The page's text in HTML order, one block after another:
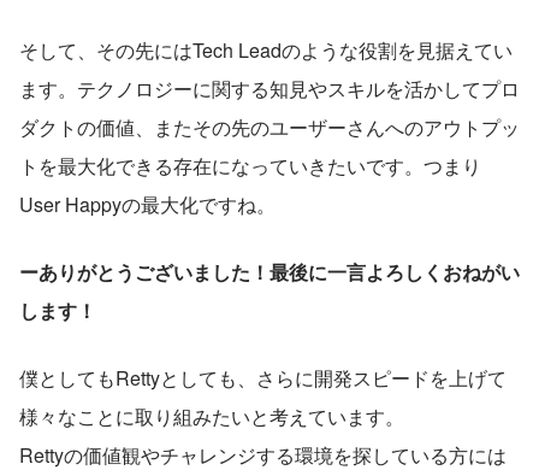
そして、その先にはTech Leadのような役割を見据えてい
ます。テクノロジーに関する知見やスキルを活かしてプロ
ダクトの価値、またその先のユーザーさんへのアウトプッ
トを最大化できる存在になっていきたいです。つまり
User Happyの最大化ですね。
ーありがとうございました！最後に一言よろしくおねがい
します！
僕としてもRettyとしても、さらに開発スピードを上げて
様々なことに取り組みたいと考えています。
Rettyの価値観やチャレンジする環境を探している方には